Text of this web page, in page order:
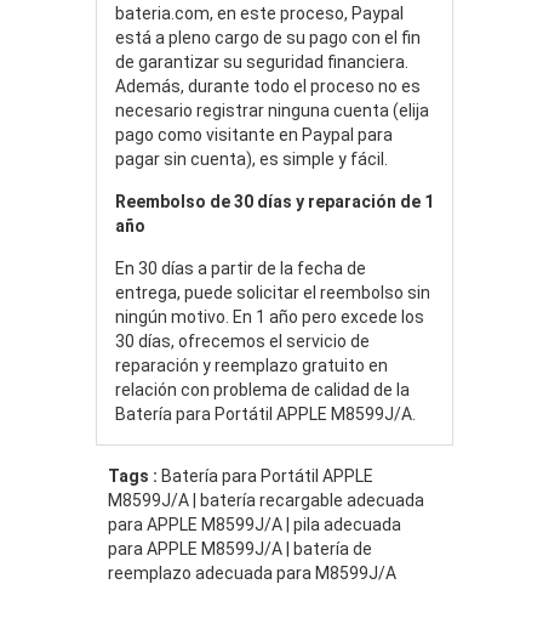
bateria.com, en este proceso, Paypal
está a pleno cargo de su pago con el fin
de garantizar su seguridad financiera.
Además, durante todo el proceso no es
necesario registrar ninguna cuenta (elija
pago como visitante en Paypal para
pagar sin cuenta), es simple y fácil.
Reembolso de 30 días y reparación de 1
año
En 30 días a partir de la fecha de
entrega, puede solicitar el reembolso sin
ningún motivo. En 1 año pero excede los
30 días, ofrecemos el servicio de
reparación y reemplazo gratuito en
relación con problema de calidad de la
Batería para Portátil APPLE M8599J/A.
Tags : Batería para Portátil APPLE
M8599J/A | batería recargable adecuada
para APPLE M8599J/A | pila adecuada
para APPLE M8599J/A | batería de
reemplazo adecuada para M8599J/A